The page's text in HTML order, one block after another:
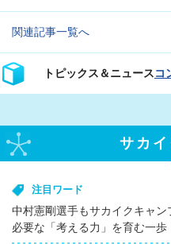
関連記事一覧へ
トピックス＆ニュースコ
サカ
注目ワード
中村憲剛選手もサカイクキャ
必要な「考える力」を育む一歩